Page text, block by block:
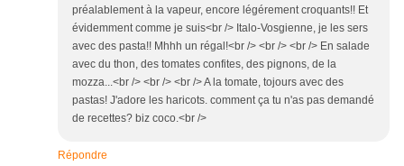
préalablement à la vapeur, encore légérement croquants!! Et
évidemment comme je suis<br /> Italo-Vosgienne, je les sers
avec des pasta!! Mhhh un régal!<br /> <br /> <br /> En salade
avec du thon, des tomates confites, des pignons, de la
mozza...<br /> <br /> <br /> A la tomate, tojours avec des
pastas! J'adore les haricots. comment ça tu n'as pas demandé
de recettes? biz coco.<br />
Répondre